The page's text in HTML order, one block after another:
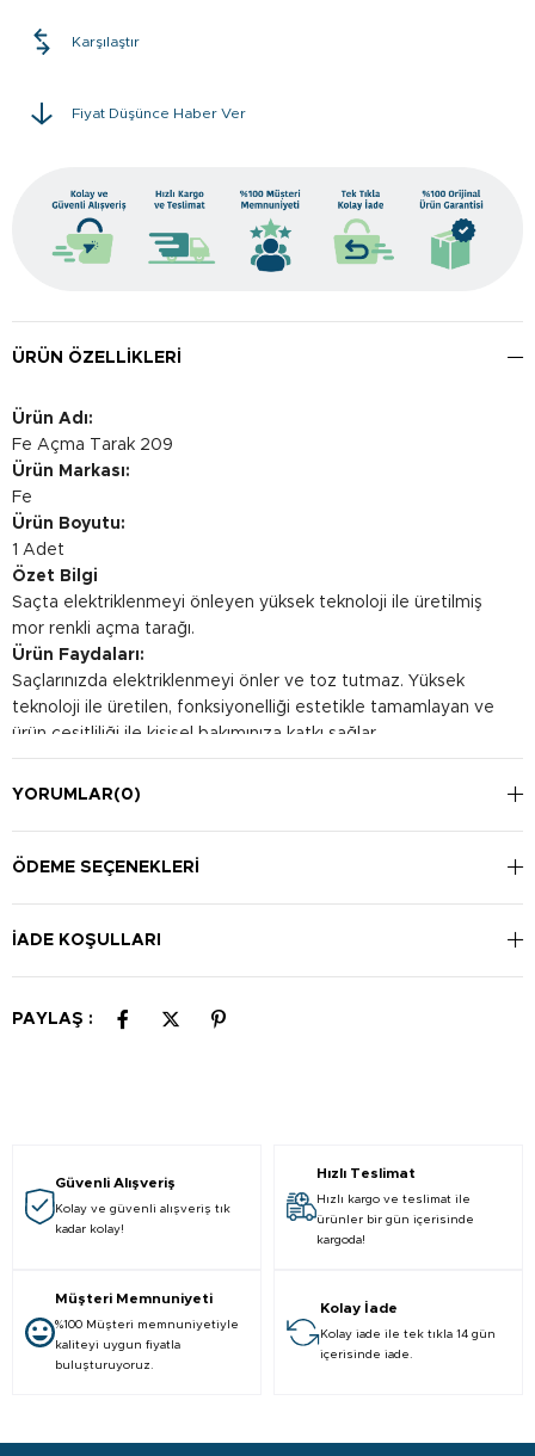
Karşılaştır
Fiyat Düşünce Haber Ver
ÜRÜN ÖZELLIKLERI
Ürün Adı:
Fe Açma Tarak 209
Ürün Markası:
Fe
Ürün Boyutu:
1 Adet
Özet Bilgi
Saçta elektriklenmeyi önleyen yüksek teknoloji ile üretilmiş
mor renkli açma tarağı.
Ürün Faydaları:
Saçlarınızda elektriklenmeyi önler ve toz tutmaz. Yüksek
teknoloji ile üretilen, fonksiyonelliği estetikle tamamlayan ve
ürün çeşitliliği ile kişisel bakımınıza katkı sağlar.
Kullanım Şekli:
Saçlarınızdaki dalgaları açmak için kullanabilirsiniz.
YORUMLAR(0)
ÖDEME SEÇENEKLERI
İADE KOŞULLARI
PAYLAŞ :
Güvenli Alışveriş
Kolay ve güvenli alışveriş tık
kadar kolay!
Hızlı Teslimat
Hızlı kargo ve teslimat ile
ürünler bir gün içerisinde
kargoda!
Müşteri Memnuniyeti
%100 Müşteri memnuniyetiyle
kaliteyi uygun fiyatla
buluşturuyoruz.
Kolay İade
Kolay iade ile tek tıkla 14 gün
içerisinde iade.